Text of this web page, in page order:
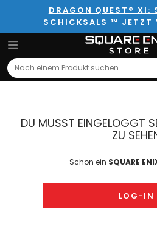
DRAGON QUEST® XI:
SCHICKSALS ™ JETZT
Search
DU MUSST EINGELOGGT
ZU
Schon ein SQUARE
LOG-IN